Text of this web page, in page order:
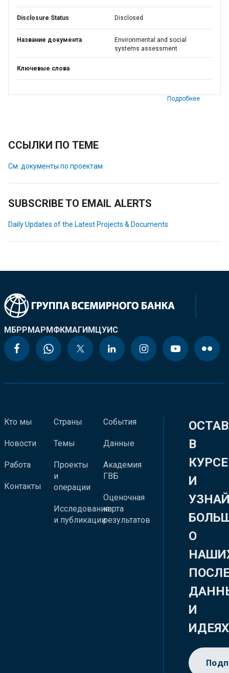
Disclosure Status Disclosed
Название документа
Environmental and social
systems assessment
Ключевые слова
Подробнее
ССЫЛКИ ПО ТЕМЕ
См. документы по проектам
SUBSCRIBE TO EMAIL ALERTS
Daily Updates of the Latest Projects & Documents
МБРРМАРМФКМАГИМЦУИС
Кто мы
Новости
Работа
Контакты
Страны
Темы
Проекты
и
операции
Исследования
и публикации
События
Данные
Академия
ГВБ
Оценочная
карта
результатов
В
КУРСЕ
И
О
И
ИДЕЯХ